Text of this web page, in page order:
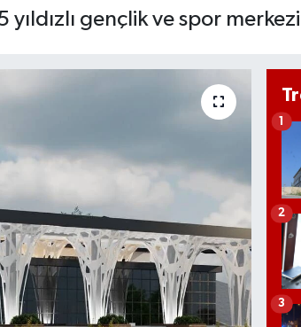
yıldızlı gençlik ve spor
1
2
3